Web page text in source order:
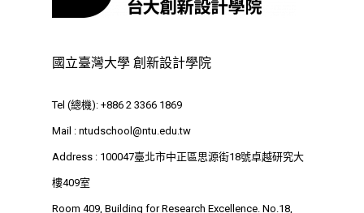
國立臺灣大學 創新設計學院
Tel (總機): +886 2 3366 1869
Mail : ntudschool@ntu.edu.tw
Address : 100047臺北市中正區思源街18號卓越研究大
樓409室
Room 409, Building for Research Excellence. No.18,